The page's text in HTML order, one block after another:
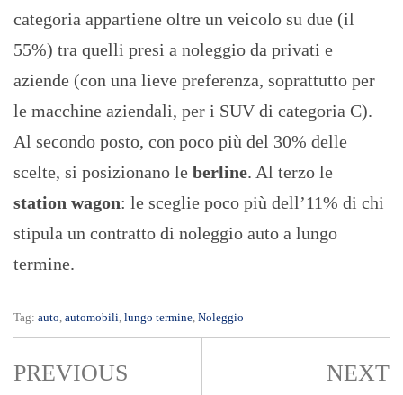
categoria appartiene oltre un veicolo su due (il
55%) tra quelli presi a noleggio da privati e
aziende (con una lieve preferenza, soprattutto per
le macchine aziendali, per i SUV di categoria C).
Al secondo posto, con poco più del 30% delle
scelte, si posizionano le berline. Al terzo le
station wagon: le sceglie poco più dell’11% di chi
stipula un contratto di noleggio auto a lungo
termine.
Tag: auto, automobili, lungo termine, Noleggio
PREVIOUS NEXT